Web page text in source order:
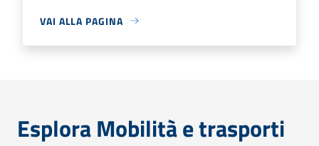
VAI ALLA PAGINA
Esplora Mobilità e trasporti